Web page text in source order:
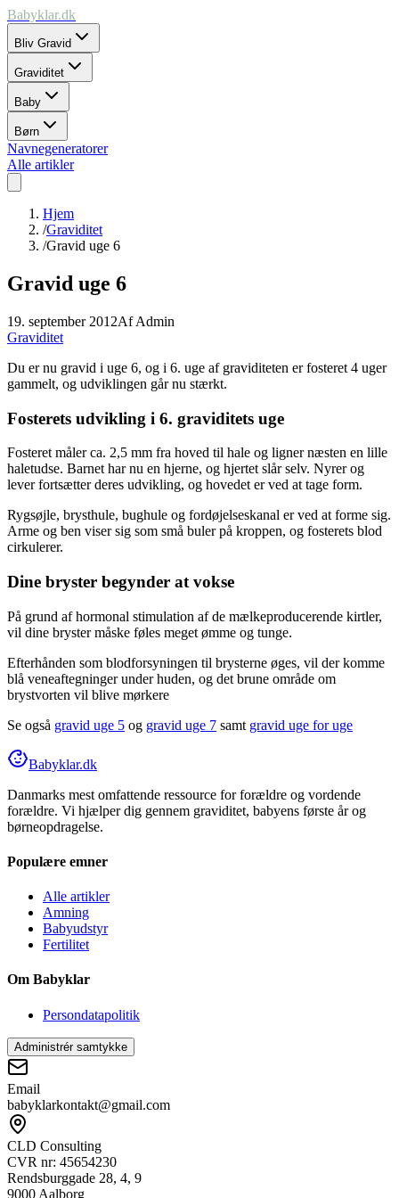
Babyklar.dk
Bliv Gravid
Graviditet
Baby
Børn
Navnegeneratorer
Alle artikler
Hjem
/Graviditet
/Gravid uge 6
Gravid uge 6
19. september 2012AfAdmin
Graviditet
Du er nu gravid i uge 6, og i 6. uge af graviditeten er fosteret 4 uger
gammelt, og udviklingen går nu stærkt.
Fosterets udvikling i 6. graviditets uge
Fosteret måler ca. 2,5 mm fra hoved til hale og ligner næsten en lille
haletudse. Barnet har nu en hjerne, og hjertet slår selv. Nyrer og
lever fortsætter deres udvikling, og hovedet er ved at tage form.
Rygsøjle, brysthule, bughule og fordøjelseskanal er ved at forme sig.
Arme og ben viser sig som små buler på kroppen, og fosterets blod
cirkulerer.
Dine bryster begynder at vokse
På grund af hormonal stimulation af de mælkeproducerende kirtler,
vil dine bryster måske føles meget ømme og tunge.
Efterhånden som blodforsyningen til brysterne øges, vil der komme
blå veneaftegninger under huden, og det brune område om
brystvorten vil blive mørkere
Se også gravid uge 5 og gravid uge 7 samt gravid uge for uge
Babyklar.dk
Danmarks mest omfattende ressource for forældre og vordende
forældre. Vi hjælper dig gennem graviditet, babyens første år og
børneopdragelse.
Populære emner
Alle artikler
Amning
Babyudstyr
Fertilitet
Om Babyklar
Persondatapolitik
Administrér samtykke
Email
babyklarkontakt@gmail.com
CLD Consulting
CVR nr: 45654230
Rendsburggade 28, 4, 9
9000 Aalborg